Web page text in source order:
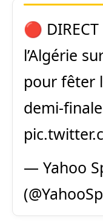
🔴
l’Algérie
pour fêter
demi-
— Yahoo